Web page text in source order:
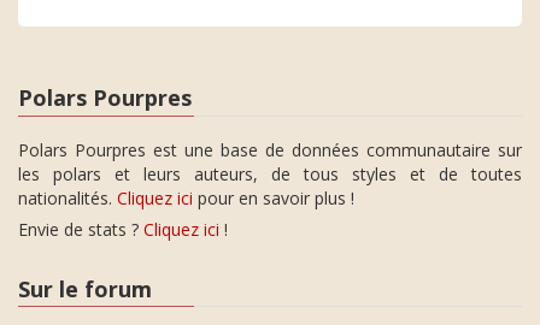
Polars Pourpres
Polars Pourpres est une base de données communautaire sur
les polars et leurs auteurs, de tous styles et de toutes
nationalités. Cliquez ici pour en savoir plus !
Envie de stats ? Cliquez ici !
Sur le forum